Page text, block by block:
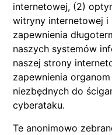
internetowej, (2)
witryny internetowej i
zapewnienia
naszych systemów
naszej strony
zapewnienia
niezbędnych do
cyberataku.
Te anonimowo